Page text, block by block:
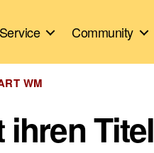
Community
WM
ihren Titel